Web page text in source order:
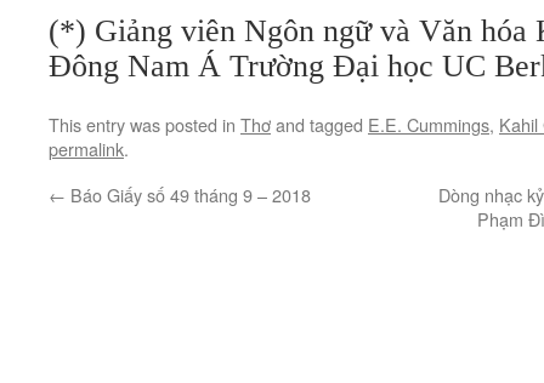
(*) Giảng viên Ngôn ngữ và Văn hóa
Đông Nam Á Trường Đại học UC
This entry was posted in Thơand tagged E.E. Cummings, Kahil
permalink.
← Báo Giấy số 49 tháng 9 – 2018
Dòng nhạc
Phạm